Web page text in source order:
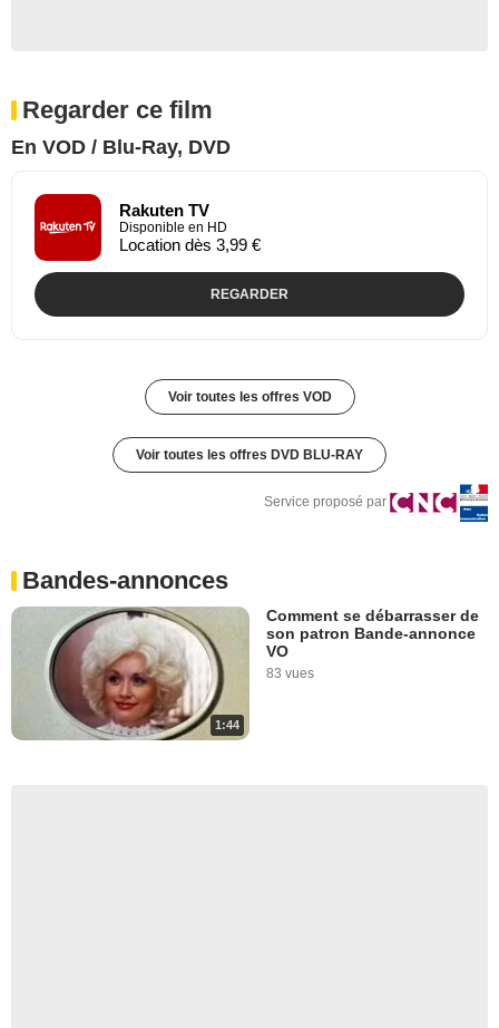
Regarder ce film
En VOD / Blu-Ray, DVD
Rakuten TV
Disponible en HD
Location dès 3,99 €
REGARDER
Voir toutes les offres VOD
Voir toutes les offres DVD BLU-RAY
Service proposé par
Bandes-annonces
1:44
Comment se débarrasser de
son patron Bande-annonce
VO
83 vues